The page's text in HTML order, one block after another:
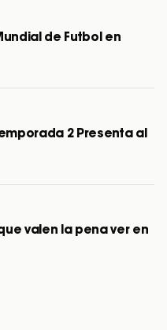
de Futbol en
2 Presenta al
valen la pena ver en